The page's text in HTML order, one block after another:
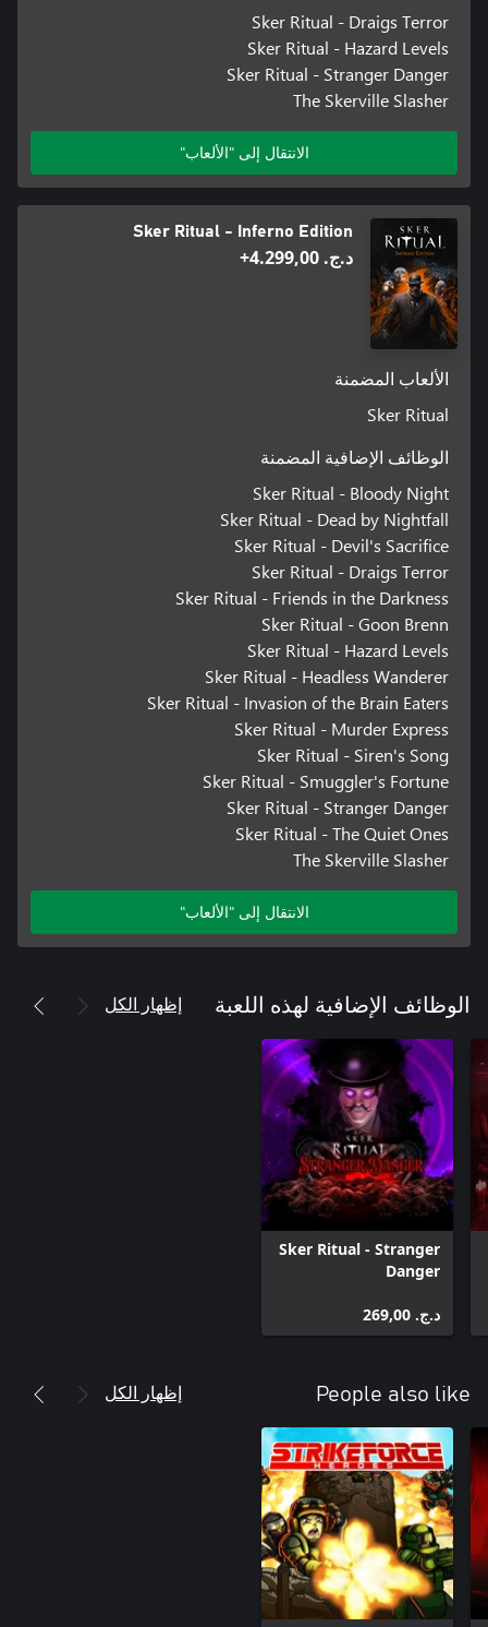
Sker Ritual - Draigs Terror
Sker Ritual - Hazard Levels
Sker Ritual - Stranger Danger
The Skerville Slasher
الانتقال إلى "الألعاب"
Sker Ritual - Inferno Edition
د.ج.‏ 4.299,00+
الألعاب المضمنة
Sker Ritual
الوظائف الإضافية المضمنة
Sker Ritual - Bloody Night
Sker Ritual - Dead by Nightfall
Sker Ritual - Devil's Sacrifice
Sker Ritual - Draigs Terror
Sker Ritual - Friends in the Darkness
Sker Ritual - Goon Brenn
Sker Ritual - Hazard Levels
Sker Ritual - Headless Wanderer
Sker Ritual - Invasion of the Brain Eaters
Sker Ritual - Murder Express
Sker Ritual - Siren's Song
Sker Ritual - Smuggler's Fortune
Sker Ritual - Stranger Danger
Sker Ritual - The Quiet Ones
The Skerville Slasher
الانتقال إلى "الألعاب"
الوظائف الإضافية لهذه اللعبة إظهار الكل
Sker Ritual - Stranger
Danger
د.ج.‏ 269,00
People also like إظهار الكل